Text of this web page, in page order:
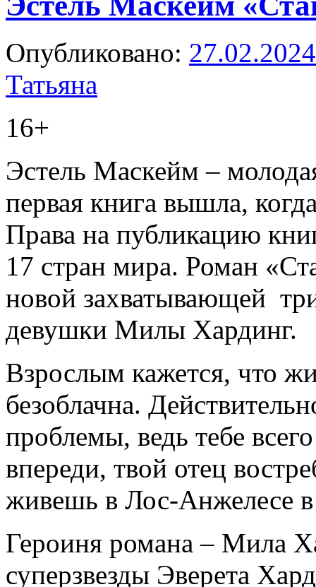
Опубликовано: 27.02.2024
Татьяна
16+
Эстель Маскейм –
первая книга вышла,
Права на публикацию
17 стран мира. Роман
новой захватывающей
девушки Милы Хардинг.
Взрослым кажется, что
безоблачна.
проблемы, ведь тебе
впереди, твой отец
живешь в Лос-Анжелесе в
Героиня романа – Мила
суперзвезды Эверета